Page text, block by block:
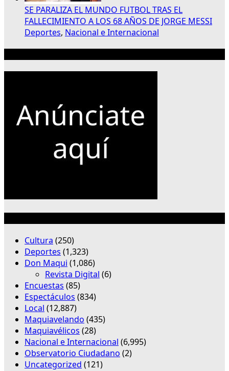
SE PARALIZA EL MUNDO FUTBOL TRAS EL
FALLECIMIENTO A LOS 68 AÑOS DE JORGE MESSI
Deportes, Nacional e Internacional
Cultura (250)
Deportes (1,323)
Don Maqui (1,086)
Revista Digital (6)
Encuestas (85)
Espectáculos (834)
Local (12,887)
Maquiavelando (435)
Maquiavélicos (28)
Nacional e Internacional (6,995)
Observatorio Ciudadano (2)
Uncategorized (121)